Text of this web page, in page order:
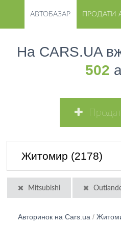
АВТОБАЗАР ПРОДАТИ
На CARS.UA
502
Mitsubishi
Авторинок на Cars.ua /